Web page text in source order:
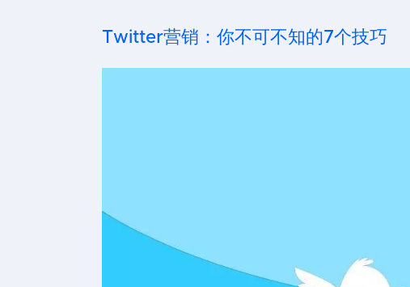
Twitter营销：你不可不知的7个技巧